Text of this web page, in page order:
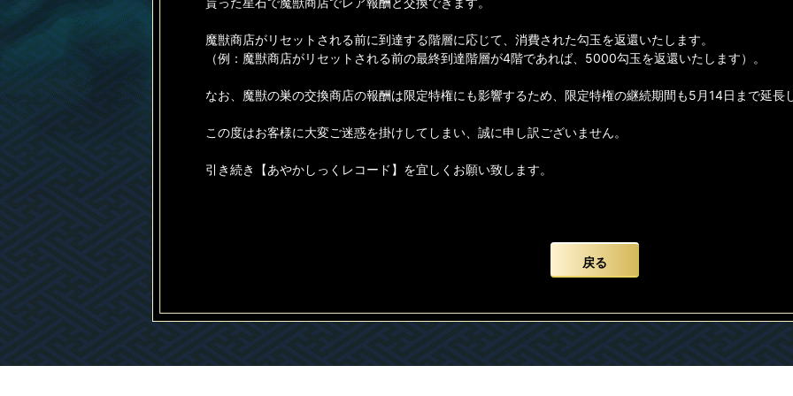
魔獣商店がリセットされる前に到達する階層に応じて、消費された勾玉を返還いたします。
（例：魔獣商店がリセットされる前の最終到達階層が4階であれば、5000勾玉を返還いたします）。
なお、魔獣の巣の交換商店の報酬は限定特権にも影響するため、限定特権の継続期間も5月14日まで延長
この度はお客様に大変ご迷惑を掛けしてしまい、誠に申し訳ございません。
引き続き【あやかしっくレコード】を宜しくお願い致します。
戻る